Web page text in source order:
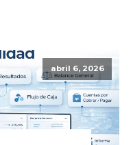
abril 6, 2026